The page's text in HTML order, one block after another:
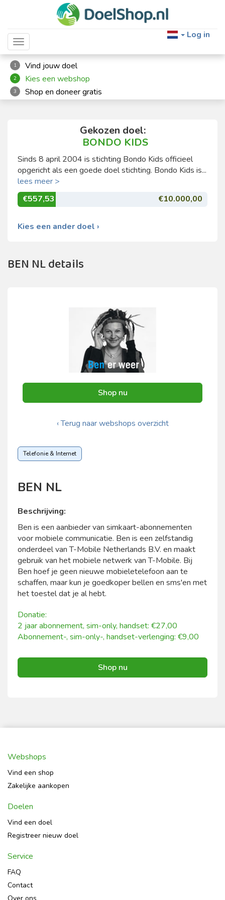
Toggle navigation
Log in
1 Vind jouw doel
2 Kies een webshop
3 Shop en doneer gratis
Gekozen doel:
BONDO KIDS
Sinds 8 april 2004 is stichting Bondo Kids officieel
opgericht als een goede doel stichting. Bondo Kids is...
lees meer >
€557,53
€10.000,00
Kies een ander doel ›
BEN NL details
Shop nu
‹ Terug naar webshops overzicht
Telefonie & Internet
BEN NL
Beschrijving:
Ben is een aanbieder van simkaart-abonnementen
voor mobiele communicatie. Ben is een zelfstandig
onderdeel van T-Mobile Netherlands B.V. en maakt
gebruik van het mobiele netwerk van T-Mobile. Bij
Ben hoef je geen nieuwe mobieletelefoon aan te
schaffen, maar kun je goedkoper bellen en sms'en met
het toestel dat je al hebt.
Donatie:
2 jaar abonnement, sim-only, handset: €27,00
Abonnement-, sim-only-, handset-verlenging: €9,00
Shop nu
Webshops
Vind een shop
Zakelijke aankopen
Doelen
Vind een doel
Registreer nieuw doel
Service
FAQ
Contact